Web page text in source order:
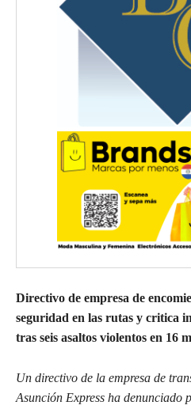
Directivo de empresa de
seguridad en las rutas y critica
tras seis asaltos violentos en 16
Un directivo de la empresa de
Asunción Express ha denunciado